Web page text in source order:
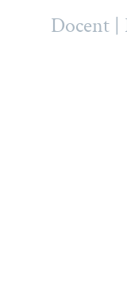
Docent